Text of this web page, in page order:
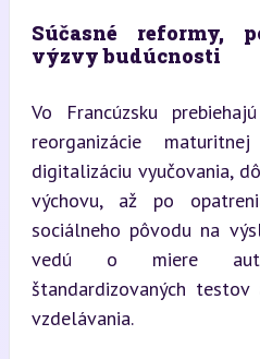
Súčasné reformy,
výzvy budúcnosti
Vo Francúzsku
reorganizácie
digitalizáciu vyučovania,
výchovu, až po
sociálneho pôvodu na
vedú o miere
štandardizovaných
vzdelávania.